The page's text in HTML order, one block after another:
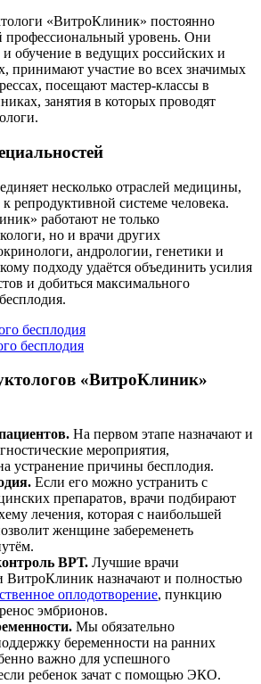
«ВитроКлиник» постоянно
профессиональный уровень. Они
обучение в ведущих российских и
принимают участие во всех значимых
посещают мастер-классы в
занятия в которых проводят
несколько отраслей медицины,
системе человека.
работают не только
но и врачи других
андрологии, генетики и
подходу удаётся объединить усилия
и добиться максимального
бесплодия
бесплодия
«ВитроКлиник»
На первом этапе назначают и
мероприятия,
устранение причины бесплодия.
Если его можно устранить с
препаратов, врачи подбирают
лечения, которая с наибольшей
женщине забеременеть
ВРТ. Лучшие врачи
ВитроКлиник назначают и полностью
оплодотворение, пункцию
эмбрионов.
Мы обязательно
беременности на ранних
важно для успешного
ребенок зачат с помощью ЭКО.